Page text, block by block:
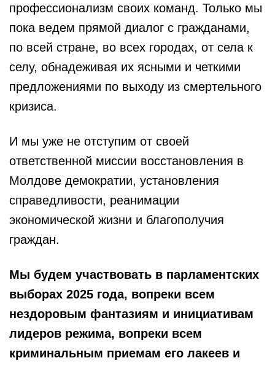
профессионализм своих команд. Только мы
пока ведем прямой диалог с гражданами,
по всей стране, во всех городах, от села к
селу, обнадеживая их ясными и четкими
предложениями по выходу из смертельного
кризиса.
И мы уже не отступим от своей
ответственной миссии восстановления в
Молдове демократии, установления
справедливости, реанимации
экономической жизни и благополучия
граждан.
Мы будем участвовать в парламентских
выборах 2025 года, вопреки всем
нездоровым фантазиям и инициативам
лидеров режима, вопреки всем
криминальным приемам его лакеев и